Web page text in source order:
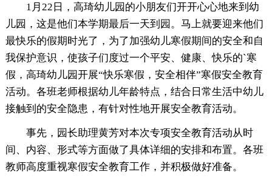
1月22日，高琦幼儿园的小朋友们开开心心地来到幼
儿园，这是他们本学期最后一天到园。马上就要迎来他们
最快乐的假期时光了，为了加强幼儿寒假期间的安全和自
我保护意识，使孩子们度过一个平安、健康、快乐的`寒
假，高琦幼儿园开展“快乐寒假，安全相伴”寒假安全教育
活动。各班老师根据幼儿年龄特点，结合日常生活中幼儿
接触到的安全隐患，有针对性地开展安全教育活动。
事先，园长助理黄芳对本次专项安全教育活动从时
间、内容、形式等方面做了具体详细的安排和布置。各班
教师高度重视寒假安全教育工作，并积极做好准备。